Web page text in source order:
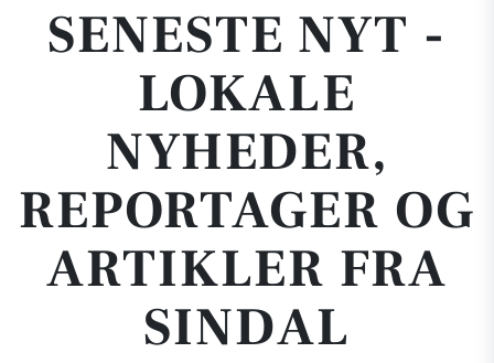
SENESTE NYT -
LOKALE
NYHEDER,
REPORTAGER OG
ARTIKLER FRA
SINDAL